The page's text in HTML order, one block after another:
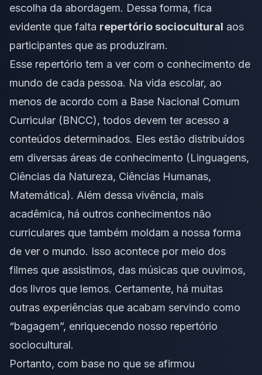
escolha da abordagem. Dessa forma, fica
evidente que falta repertório sociocultural aos
participantes que as produziram.
Esse repertório tem a ver com o conhecimento de
mundo de cada pessoa. Na vida escolar, ao
menos de acordo com a Base Nacional Comum
Curricular (BNCC), todos devem ter acesso a
conteúdos determinados. Eles estão distribuídos
em diversas áreas de conhecimento (Linguagens,
Ciências da Natureza, Ciências Humanas,
Matemática). Além dessa vivência, mais
acadêmica, há outros conhecimentos não
curriculares que também moldam a nossa forma
de ver o mundo. Isso acontece por meio dos
filmes que assistimos, das músicas que ouvimos,
dos livros que lemos. Certamente, há muitas
outras experiências que acabam servindo como
“bagagem”, enriquecendo nosso repertório
sociocultural.
Portanto, com base no que se afirmou